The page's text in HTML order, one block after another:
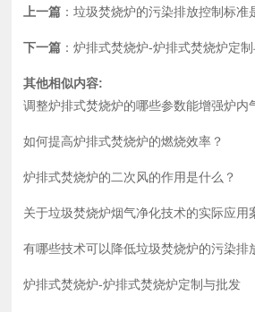
上一篇 ：垃圾焚烧炉的污染排放控制标准
下一篇 ：炉排式焚烧炉-炉排式焚烧炉定
其他相似内容:
调整炉排式焚烧炉的哪些参数能增强炉内
如何提高炉排式焚烧炉的燃烧效率？
炉排式焚烧炉的二次风的作用是什么？
关于垃圾焚烧炉烟气净化技术的实际应用
有哪些技术可以降低垃圾焚烧炉的污染排
炉排式焚烧炉-炉排式焚烧炉定制与批发